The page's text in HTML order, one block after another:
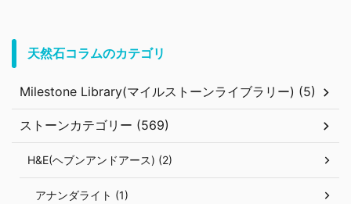
天然石コラムのカテゴリ
Milestone Library(マイルストーンライブラリー) (5)
ストーンカテゴリー (569)
H&E(ヘブンアンドアース) (2)
アナンダライト (1)